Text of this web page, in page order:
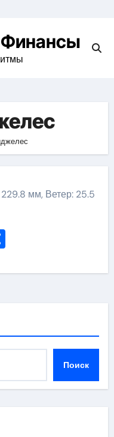
мм, Ветер: 25.5
Отправить
Поиск